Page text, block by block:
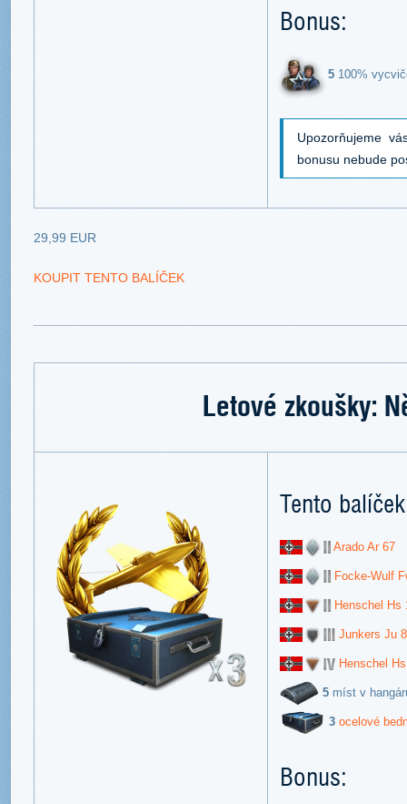
Bonus:
5 100%
Upozorňujeme
bonusu nebude
29,99 EUR
KOUPIT TENTO BALÍČEK
Letové zkoušky:
Tento
Arado Ar 67
Focke-Wulf
Henschel Hs
Junkers Ju
Henschel
5 míst v
3 ocelové
Bonus: